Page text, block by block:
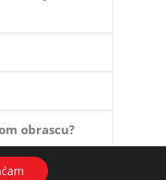
obrascu?